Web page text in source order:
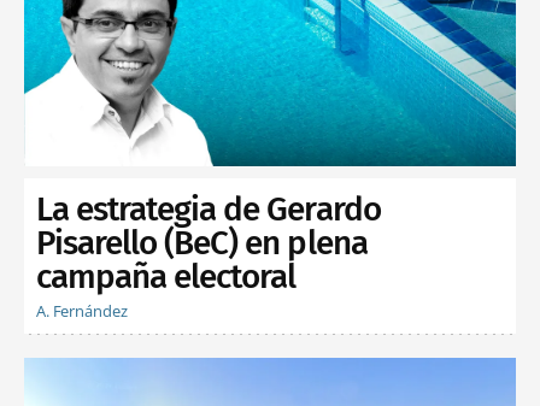
La estrategia de Gerardo
Pisarello (BeC) en plena
campaña electoral
A. Fernández